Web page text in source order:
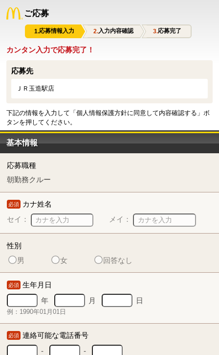
ご応募
応募情報入力 入力内容確認 応募完了
カンタン入力で応募完了！
応募先
ＪＲ玉造駅店
下記の情報を入力して「個人情報保護方針に同意して内容確認する」ボ
タンを押してください。
基本情報
応募職種
朝勤務クルー
必須 カナ姓名
セイ：
メイ：
性別
男
女 回答なし
必須 生年月日
年
月 日
例：1990年01月01日
必須 連絡可能な電話番号
-
-